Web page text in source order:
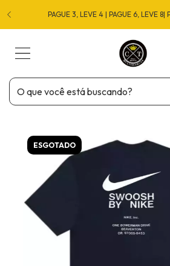
PAGUE 3, LEVE 4 | PAGUE 6, LEVE 8|
ESGOTADO